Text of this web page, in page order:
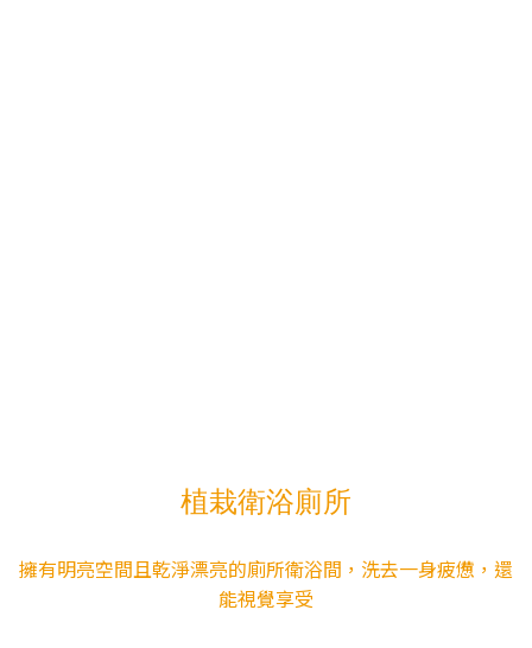
植栽衛浴廁所
擁有明亮空間且乾淨漂亮的廁所衛浴間，洗去一身疲憊，還
能視覺享受